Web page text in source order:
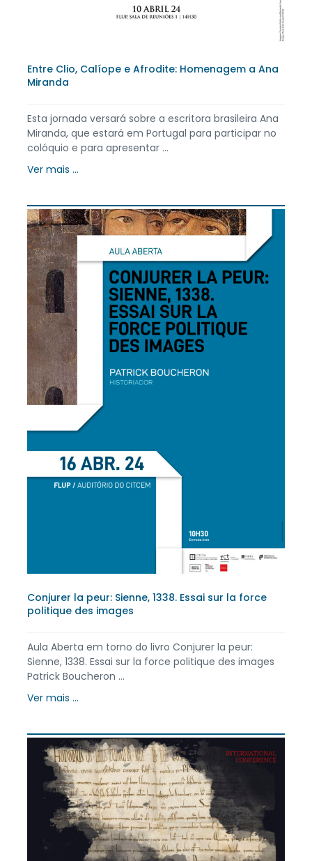
Entre Clio, Calíope e Afrodite: Homenagem a Ana
Miranda
Esta jornada versará sobre a escritora brasileira Ana
Miranda, que estará em Portugal para participar no
colóquio e para apresentar ...
Ver mais ...
Conjurer la peur: Sienne, 1338. Essai sur la force
politique des images
Aula Aberta em torno do livro Conjurer la peur:
Sienne, 1338. Essai sur la force politique des images
Patrick Boucheron ...
Ver mais ...